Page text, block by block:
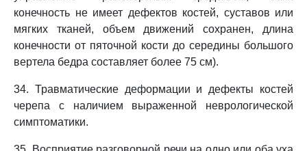
конечность не имеет дефектов костей, суставов или
мягких тканей, объем движений сохранен, длина
конечности от пяточной кости до середины большого
вертела бедра составляет более 75 см).
34. Травматические деформации и дефекты костей
черепа с наличием выраженной неврологической
симптоматики.